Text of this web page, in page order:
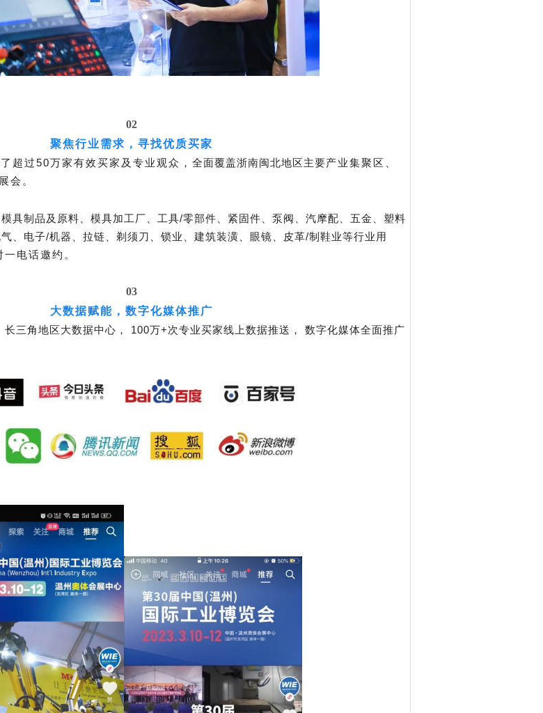
02
聚焦行业需求，寻找优质买家
超过50万家有效买家及专业观众， 全面覆盖浙南闽北地区主要产业集聚区、
会。
具制品及原料、模具加工厂、工具/零部件、紧固件、泵阀、汽摩配、五金、塑料
、电子/机器、拉链、剃须刀、锁业、建筑装潢、眼镜、皮革/制鞋业等行业用
一电话邀约 。
03
大数据赋能，数字化媒体推广
长三角地区大数据中心，
100万+次专业买家线上数据推送， 数字化媒体全面推广